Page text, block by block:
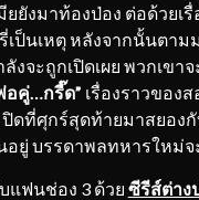
ยังมาท้องป่อง ต่อด้วยเรื่
ป็นเหตุ หลังจากนั้นตาม
จะถูกเปิดเผย พวกเขา
อคู่…กรี๊ด” เรื่องราวของ
ดที่ศุกร์สุดท้ายมาสยอง
ยู่ บรรดาพลทหารใหม่จ
แฟนช่อง 3 ด้วย ซีรีส์ต่าง